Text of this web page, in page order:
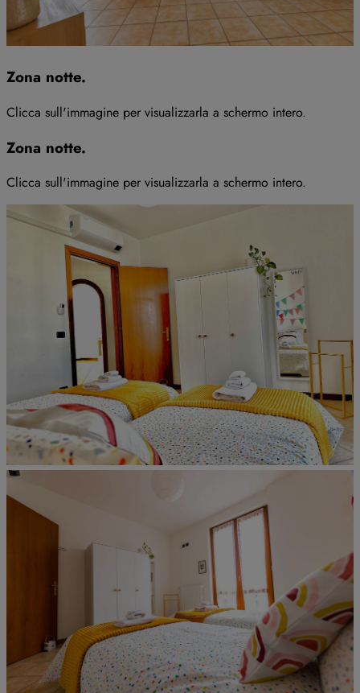
Zona notte.
Clicca sull'immagine per visualizzarla a schermo intero.
Zona notte.
Clicca sull'immagine per visualizzarla a schermo intero.